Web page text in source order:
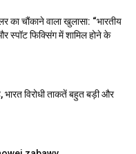
का चौंकाने वाला खुलासा: “भारतीय
स्पॉट फिक्सिंग में शामिल होने के
भारत विरोधी ताकतें बहुत बड़ी और